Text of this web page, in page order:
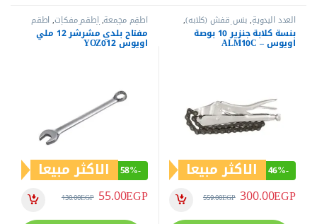
العدد اليدوية,بنس قفش (كلابه),
بنس وقصافات,مفاتيح عدةبنسة كلابة جنزير 10 بوصة
اويوس – ALM10C
-
46% الاكثر مبيعا
300.00EGP
559.00EGP
أطقم مجمعة,أطقم مفكات, اطقم
مفاتيح العدد اليدوية, مفاتيح عدة ,
مفاتيح عدة بلدي,مفاتيح عدة مشرشر
مفتاح بلدي مشرشر 12 ملي
اويوس YOZ012
-
58% الاكثر مبيعا
55.00EGP
130.00EGP